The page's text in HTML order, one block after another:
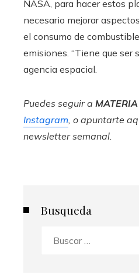
NASA, para hacer estos
necesario mejorar
el consumo de
emisiones. “Tiene que ser
agencia espacial.
Puedes seguir a MATERIA
Instagram , o apuntarte
newsletter semanal
Busqueda